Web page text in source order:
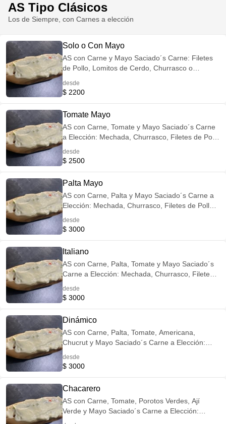
AS Tipo Clásicos
Los de Siempre, con Carnes a elección
Solo o Con Mayo
AS con Carne y Mayo Saciado´s Carne: Filetes
de Pollo, Lomitos de Cerdo, Churrasco o
por Champiñones Salteados
desde
$ 2200
Tomate Mayo
AS con Carne, Tomate y Mayo Saciado´s Carne
a Elección: Mechada, Churrasco, Filetes de Pollo
Carne por Champiñones Salteados
desde
$ 2500
Palta Mayo
AS con Carne, Palta y Mayo Saciado´s Carne a
Elección: Mechada, Churrasco, Filetes de Pollo o
Carne por Champiñones Salteados
desde
$ 3000
Italiano
AS con Carne, Palta, Tomate y Mayo Saciado´s
Carne a Elección: Mechada, Churrasco, Filetes
Reemplaza la Carne por Champiñones
desde
$ 3000
Dinámico
AS con Carne, Palta, Tomate, Americana,
Chucrut y Mayo Saciado´s Carne a Elección:
Cerdo Opción Veggie: Reemplaza la Carne por
desde
$ 3000
Chacarero
AS con Carne, Tomate, Porotos Verdes, Ají
Verde y Mayo Saciado´s Carne a Elección: